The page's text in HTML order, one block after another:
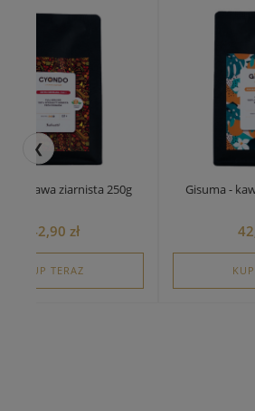
❮
- kawa ziarnista 250g
42,90 zł
KUP TERAZ
Gisuma -